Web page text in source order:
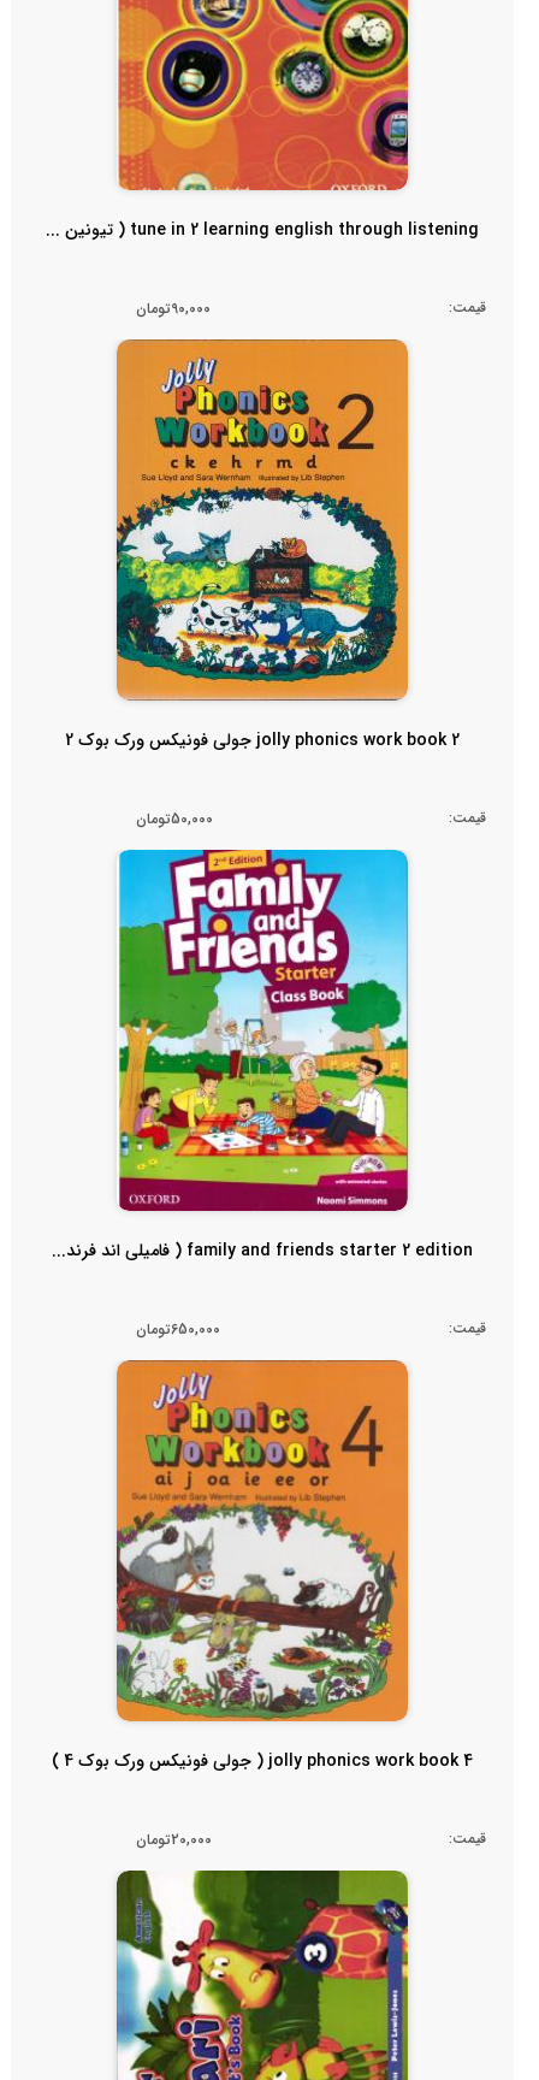
tune in 2 learning english through listening ( تیونین ...
قیمت: 90,000تومان
jolly phonics work book 2 جولی فونیکس ورک بوک 2
قیمت: 50,000تومان
family and friends starter 2 edition ( فامیلی اند فرند...
قیمت: 650,000تومان
jolly phonics work book 4 ( جولی فونیکس ورک بوک 4 )
قیمت: 20,000تومان